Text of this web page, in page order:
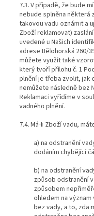
7.3. V případě, že bude
nebude splněna některá
takovou vadu oznámit a
Zboží reklamovat)
uvedené u Našich
adrese Bělohorská 260/
můžete využít také
který tvoří přílohu č. 1
plnění je třeba zvolit, jak
nemůžete následně bez
Reklamaci vyřídíme v
vadného plnění.
7.4. Má-li Zboží vadu,
a) na odstranění
dodáním chybějící
b) na odstranění
způsob odstranění
způsobem
ohledem na
bez vady, a to, zda